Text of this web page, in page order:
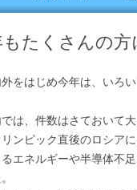
たくさんの方
をはじめ今年は、いろい
は、件数はさておいて
ンピック直後のロシア
エネルギーや半導体不